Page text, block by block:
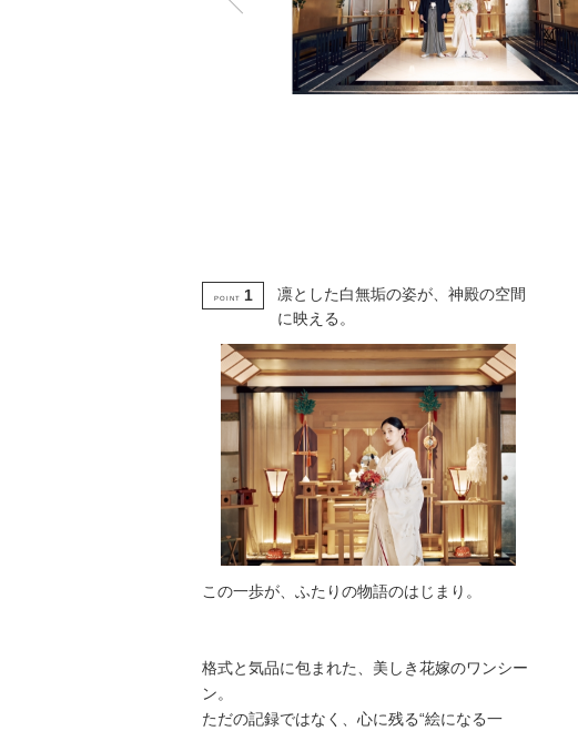
POINT 1
凛とした白無垢の姿が、神殿の空間
に映える。
この一歩が、ふたりの物語のはじまり。
格式と気品に包まれた、美しき花嫁のワンシー
ン。
ただの記録ではなく、心に残る“絵になる一